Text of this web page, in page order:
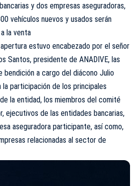
y dos empresas aseguradoras,
vehículos nuevos y usados serán
la venta
estuvo encabezado por el señor
Santos, presidente de ANADIVE, las
bendición a cargo del diácono Julio
la participación de los principales
la entidad, los miembros del comité
ejecutivos de las entidades bancarias,
aseguradora participante, así como,
relacionadas al sector de